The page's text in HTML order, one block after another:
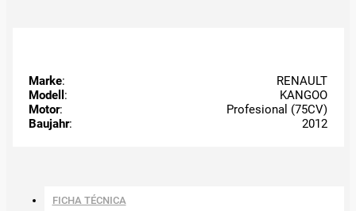
Marke:
RENAULT
Modell :
KANGOO
Motor:
Profesional (75CV)
Baujahr: 2012
FICHA TÉCNICA